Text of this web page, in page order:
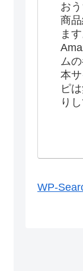
お
商
ます
ム
本
ピ
り
WP-